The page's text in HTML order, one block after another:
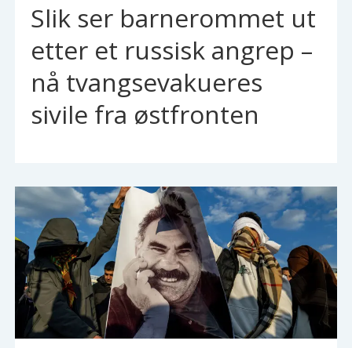
Slik ser barnerommet ut
etter et russisk angrep –
nå tvangsevakueres
sivile fra østfronten